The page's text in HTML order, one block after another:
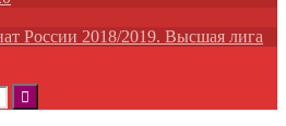
России 2018/2019. Высшая лига